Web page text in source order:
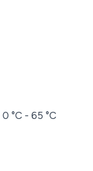
0 °C - 65 °C